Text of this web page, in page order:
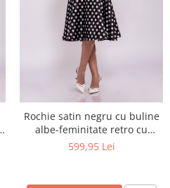
Rochie satin negru cu buline
albe-feminitate retro cu
atitudine
599,95 Lei